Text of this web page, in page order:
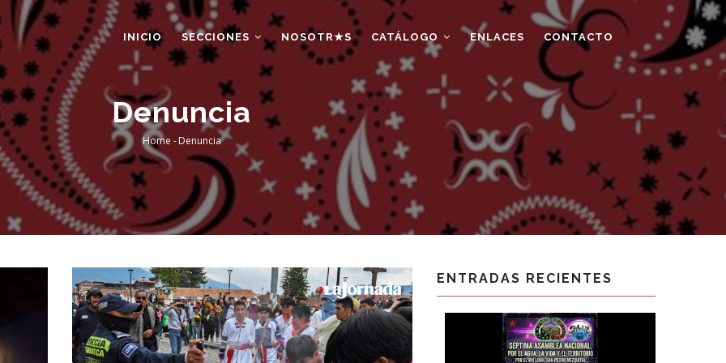
INICIO SECCIONES NOSOTR★S CATÁLOGO ENLACES CONTACTO
Denuncia
Breadcrumb
Home - Denuncia
ENTRADAS RECIENTES